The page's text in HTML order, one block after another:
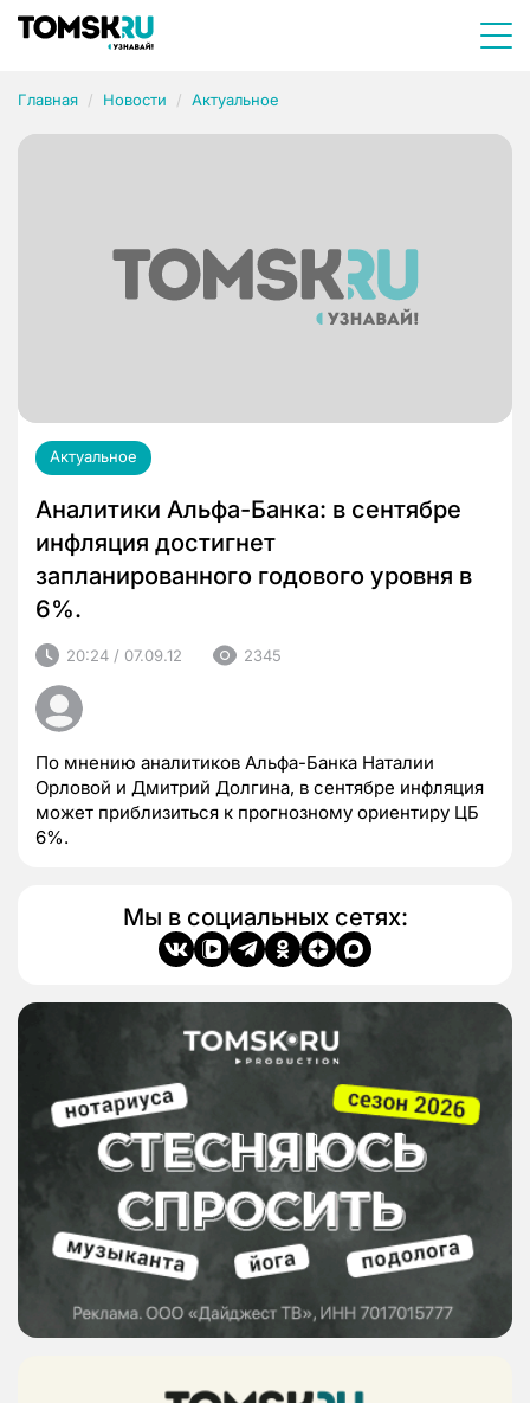
Главная Новости Актуальное
Актуальное
Аналитики Альфа-Банка: в сентябре
инфляция достигнет
запланированного годового уровня в
6%.
20:24 / 07.09.12 2345
По мнению аналитиков Альфа-Банка Наталии
Орловой и Дмитрий Долгина, в сентябре инфляция
может приблизиться к прогнозному ориентиру ЦБ
6%.
Мы в социальных сетях: